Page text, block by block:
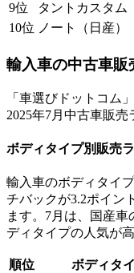
9位
タントカスタム
10位 ノート（日産）
輸入車の中古車販
「車選びドットコム
2025年7月中古車販売
ボディタイプ別販売
輸入車のボディタイ
チバックが3.2ポイン
ます。7月は、国産
ディタイプの人気が
順位 ボディタ